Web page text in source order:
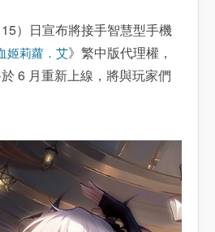
）日宣布將接手智慧型手機
姬莉蘿．艾》繁中版代理權，
6 月重新上線，將與玩家們